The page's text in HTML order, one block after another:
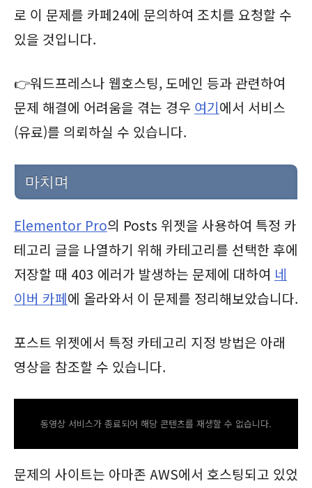
로 이 문제를 카페24에 문의하여 조치를 요청할 수
있을 것입니다.
👉워드프레스나 웹호스팅, 도메인 등과 관련하여
문제 해결에 어려움을 겪는 경우 여기에서 서비스
(유료)를 의뢰하실 수 있습니다.
마치며
Elementor Pro의 Posts 위젯을 사용하여 특정 카
테고리 글을 나열하기 위해 카테고리를 선택한 후에
저장할 때 403 에러가 발생하는 문제에 대하여 네
이버 카페에 올라와서 이 문제를 정리해보았습니다.
포스트 위젯에서 특정 카테고리 지정 방법은 아래
영상을 참조할 수 있습니다.
동영상 서비스가 종료되어 해당 콘텐츠를 재생할 수 없습니다.
문제의 사이트는 아마존 AWS에서 호스팅되고 있었